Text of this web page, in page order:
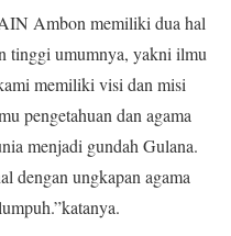
Ambon memiliki dua hal
tinggi umumnya, yakni ilmu
memiliki visi dan misi
pengetahuan dan agama
menjadi gundah Gulana.
dengan ungkapan agama